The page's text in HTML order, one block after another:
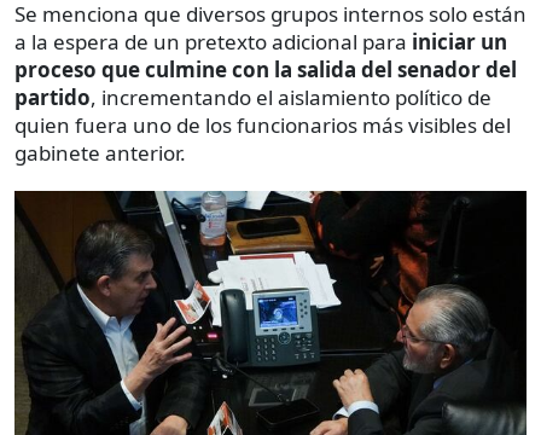
Se menciona que diversos grupos internos solo están
a la espera de un pretexto adicional para iniciar un
proceso que culmine con la salida del senador del
partido, incrementando el aislamiento político de
quien fuera uno de los funcionarios más visibles del
gabinete anterior.